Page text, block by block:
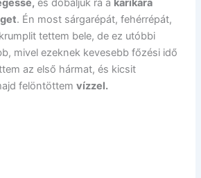
és dobáljuk rá a karikára
. Én most sárgarépát, fehérrépát,
tettem bele, de ez utóbbi
mivel ezeknek kevesebb főzési idő
az első hármat, és kicsit
felöntöttemvízzel.